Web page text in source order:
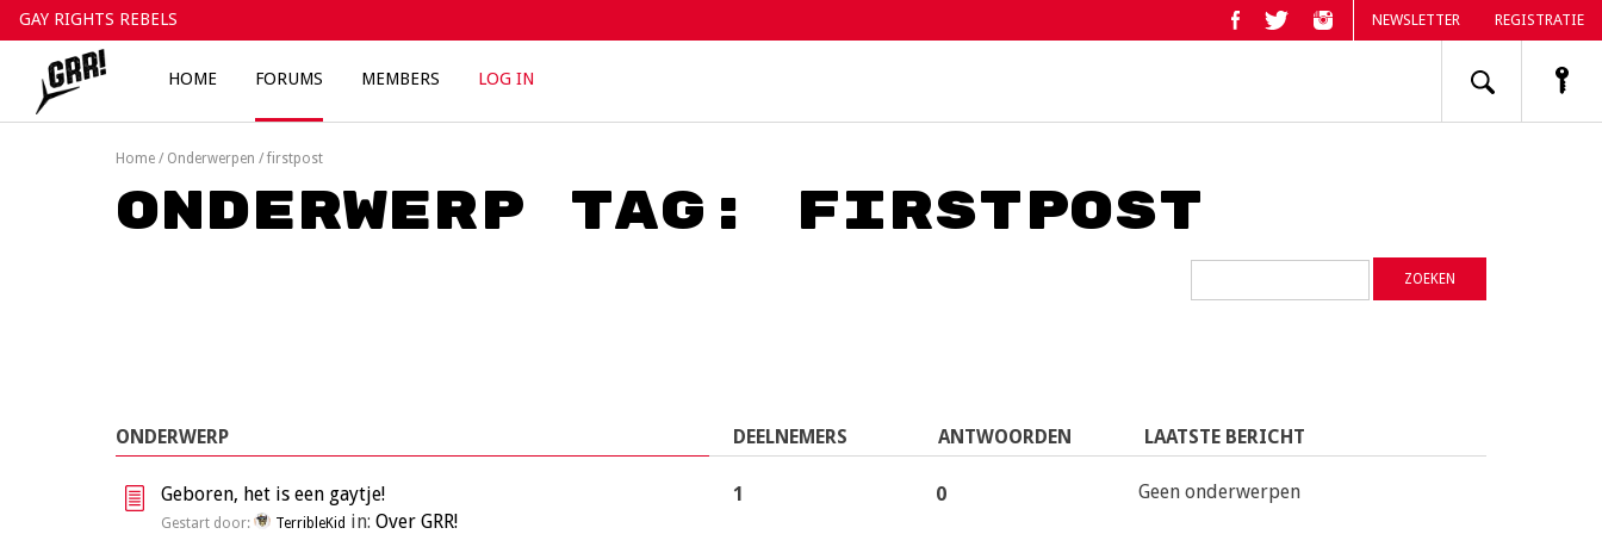
Skip
to
content
GAY RIGHTS REBELS NEWSLETTER REGISTRATIE
HOME FORUMS MEMBERS LOG IN
Home / Onderwerpen / firstpost
Onderwerp tag: firstpost
ONDERWERP DEELNEMERS ANTWOORDEN LAATSTE BERICHT
Geboren, het is een gaytje!
Gestart door: TerribleKid in: Over GRR!
1 0 Geen onderwerpen